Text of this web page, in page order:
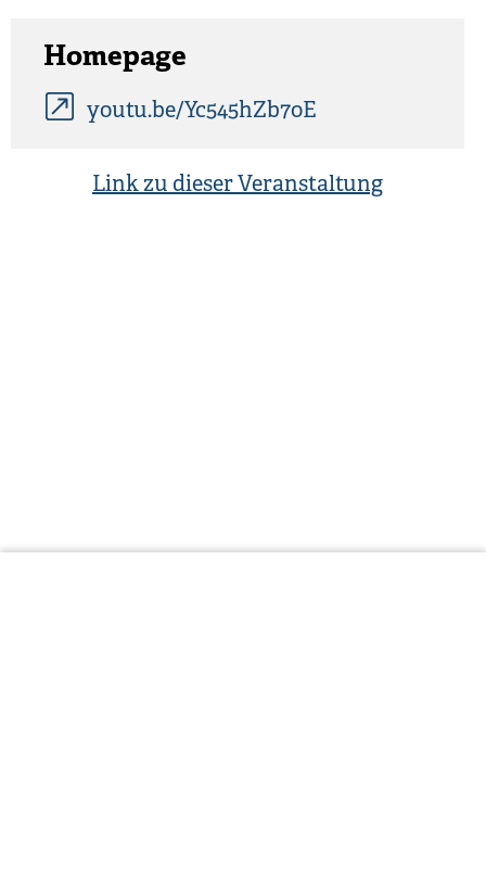
Homepage
youtu.be/Yc545hZb7oE
Link zu dieser Veranstaltung